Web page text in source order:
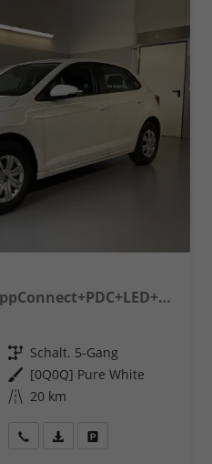
1.0 MPI Sitzheizung+AppConnect+PDC+LED+Touch+Lichtsensor+MultiLenkrad
Getriebe Schalt. 5-Gang
Außenfarbe [0Q0Q] Pure White
Kilometerstand 20 km